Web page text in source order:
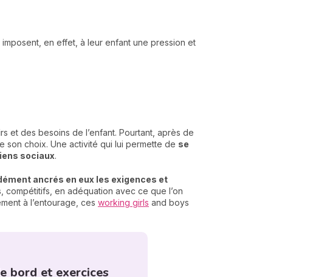
en effet, à leur enfant une pression et
et des besoins de l’enfant. Pourtant, après de
son choix. Une activité qui lui permette de se
sociaux.
ancrés en eux les exigences et
compétitifs, en adéquation avec ce que l’on
à l’entourage, ces working girls and boys
bord et exercices